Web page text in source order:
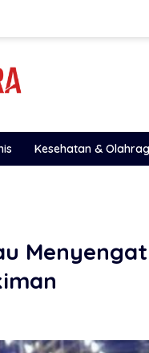
Kesehatan &